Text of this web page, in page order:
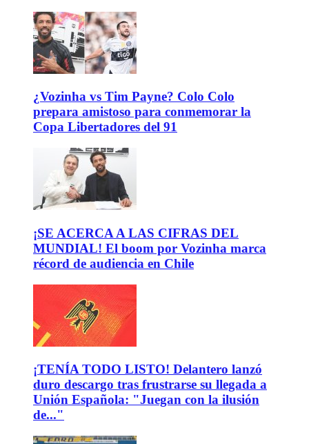
¿Vozinha vs Tim Payne? Colo Colo
prepara amistoso para conmemorar la
Copa Libertadores del 91
¡SE ACERCA A LAS CIFRAS DEL
MUNDIAL! El boom por Vozinha marca
récord de audiencia en Chile
¡TENÍA TODO LISTO! Delantero lanzó
duro descargo tras frustrarse su llegada a
Unión Española: "Juegan con la ilusión
de..."